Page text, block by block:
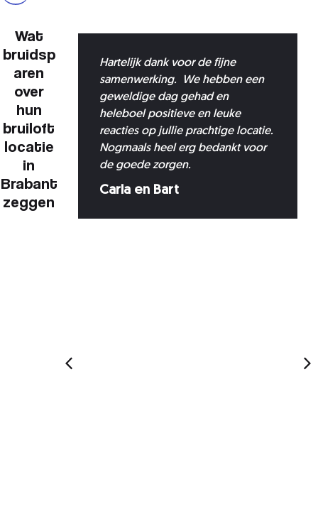
Wat
bruidsp
aren
over
hun
bruiloft
locatie
in
Brabant
zeggen
Wat
en
die
Hartelijk dank voor de fijne
samenwerking. We hebben een
geweldige dag gehad en
heleboel positieve en leuke
reacties op jullie prachtige locatie.
Nogmaals heel erg bedankt voor
de goede zorgen.
Carla en Bart